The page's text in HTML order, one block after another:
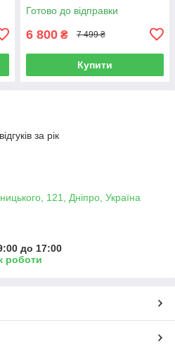
Готово до відправки
6 800 ₴ 7 499 ₴
Купити
за рік
121, Дніпро, Україна
до 17:00
роботи